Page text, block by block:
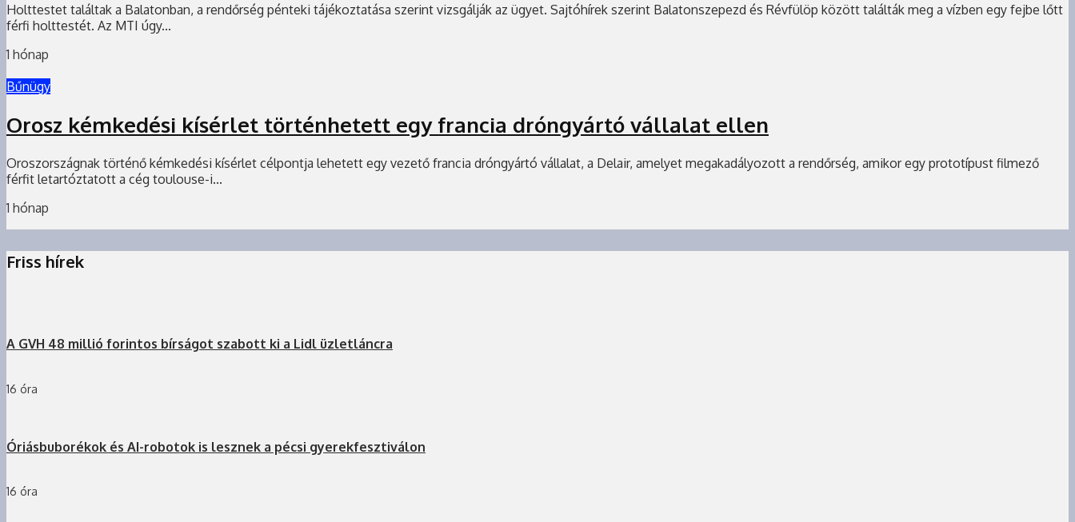
Holttestet találtak a Balatonban, a rendőrség pénteki tájékoztatása szerint vizsgálják az ügyet. Sajtóhírek szerint Balatonszepezd és Révfülöp között találták meg a vízben egy fejbe lőtt
férfi holttestét. Az MTI úgy...
1 hónap
Bűnügy
Orosz kémkedési kísérlet történhetett egy francia dróngyártó vállalat ellen
Oroszországnak történő kémkedési kísérlet célpontja lehetett egy vezető francia dróngyártó vállalat, a Delair, amelyet megakadályozott a rendőrség, amikor egy prototípust filmező
férfit letartóztatott a cég toulouse-i...
1 hónap
Friss hírek
A GVH 48 millió forintos bírságot szabott ki a Lidl üzletláncra
16 óra
Óriásbuborékok és AI-robotok is lesznek a pécsi gyerekfesztiválon
16 óra